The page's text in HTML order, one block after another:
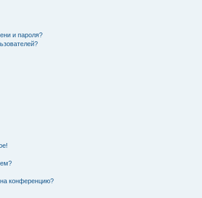
и пароля?
конференцию?